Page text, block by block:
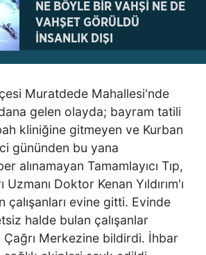
NE BÖYLE BİR VAHŞİ NE DE
VAHŞET GÖRÜLDÜ
İNSANLIK DIŞI
AZRAİL’E “ELDEN SONRA
GEL” DEDİ! OKEYE DEVAM
ETTİ
DENİZLİ’DEN TATİLE GİDEN
GRUBUN GÖZÜ ÖNÜNDE
TEKNE ÇALIŞANLARI
BİRBİRİNE GİRDİ!
Muratdede Mahallesi'nde
gelen olayda; bayram tatili
kliniğine gitmeyen ve Kurban
gününden bu yana
alınamayan Tamamlayıcı Tıp,
Doktor Kenan Yıldırım'ı
çalışanları evine gitti. Evinde
halde bulan çalışanlar
Çağrı Merkezine bildirdi. İhbar